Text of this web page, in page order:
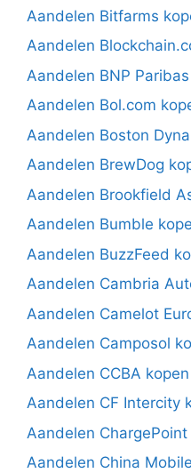
Aandelen Bitfarms
Aandelen
Aandelen BNP
Aandelen Bol.com
Aandelen Boston
Aandelen BrewDog
Aandelen Brookfield
Aandelen Bumble
Aandelen BuzzFeed
Aandelen Cambria
Aandelen Camelot
Aandelen Camposol
Aandelen CCBA kopen
Aandelen CF Intercity
Aandelen ChargePoint
Aandelen China